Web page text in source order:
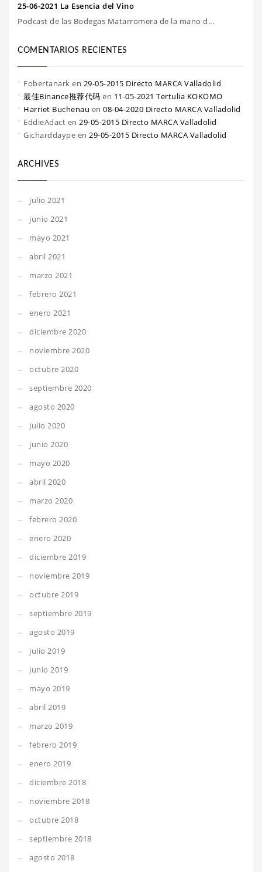
25-06-2021 La Esencia del Vino
Podcast de las Bodegas Matarromera de la mano d...
COMENTARIOS RECIENTES
Fobertanark en 29-05-2015 Directo MARCA Valladolid
最佳Binance推荐代码 en 11-05-2021 Tertulia KOKOMO
Harriet Buchenau en 08-04-2020 Directo MARCA Valladolid
EddieAdact en 29-05-2015 Directo MARCA Valladolid
Gicharddaype en 29-05-2015 Directo MARCA Valladolid
ARCHIVES
julio 2021
junio 2021
mayo 2021
abril 2021
marzo 2021
febrero 2021
enero 2021
diciembre 2020
noviembre 2020
octubre 2020
septiembre 2020
agosto 2020
julio 2020
junio 2020
mayo 2020
abril 2020
marzo 2020
febrero 2020
enero 2020
diciembre 2019
noviembre 2019
octubre 2019
septiembre 2019
agosto 2019
julio 2019
junio 2019
mayo 2019
abril 2019
marzo 2019
febrero 2019
enero 2019
diciembre 2018
noviembre 2018
octubre 2018
septiembre 2018
agosto 2018